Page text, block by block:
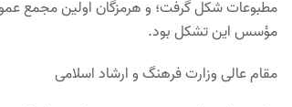
مؤسس این تشکل بود.
مقام عالی وزارت فرهنگ و ارشاد اسلامی